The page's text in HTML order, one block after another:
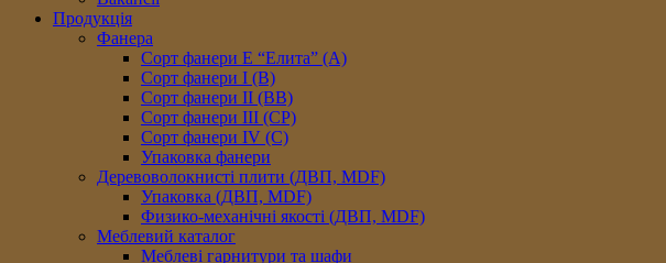
Продукція
Фанера
Сорт фанери E “Елита” (A)
Сорт фанери I (В)
Сорт фанери II (ВB)
Сорт фанери III (CP)
Сорт фанери IV (C)
Упаковка фанери
Деревоволокнисті плити (ДВП, MDF)
Упаковка (ДВП, MDF)
Физико-механічні якості (ДВП, MDF)
Меблевий каталог
Меблеві гарнитури та шафи